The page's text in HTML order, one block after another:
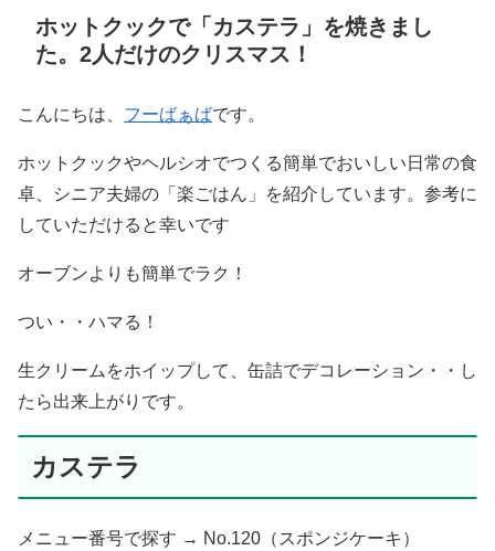
ホットクックで「カステラ」を焼きまし
た。2人だけのクリスマス！
こんにちは、 フーばぁばです。
ホットクックやヘルシオでつくる簡単でおいしい日常の食
卓、シニア夫婦の「楽ごはん」を紹介しています。参考に
していただけると幸いです
オーブンよりも簡単でラク！
つい・・ハマる！
生クリームをホイップして、缶詰でデコレーション・・し
たら出来上がりです。
カステラ
メニュー番号で探す → No.120（スポンジケーキ）